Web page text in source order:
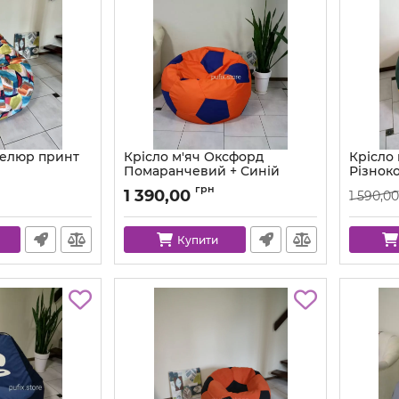
принт
Крісло м'яч Оксфорд
Помаранчевий + Синій
Артикул: ball-ox-157-223-80
1 390,00 грн
Купити
Артикул:
1 590,00